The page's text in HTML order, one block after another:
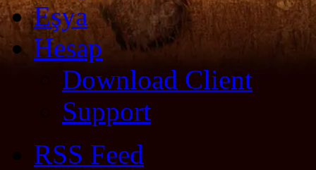
Eşya
Hesap
Download Client
Support
RSS Feed